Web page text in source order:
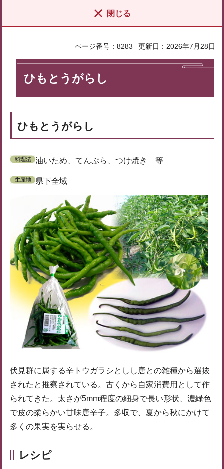
閉じる
ページ番号：8283 更新日：2026年7月28日
ひもとうがらし
ひもとうがらし
油いため、てんぷら、つけ焼き 等
県下全域
伏見群に属する辛トウガラシとしし唐との雑種から選抜
されたと推察されている。古くから自家消費用として作
られてきた。太さが5mm程度の細身で長い形状、濃緑色
で皮の柔らかい甘味唐辛子。多収で、夏から秋にかけて
多くの果実を実らせる。
レシピ